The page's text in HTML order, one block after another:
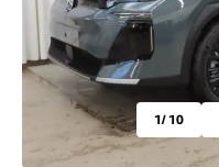
1/ 10